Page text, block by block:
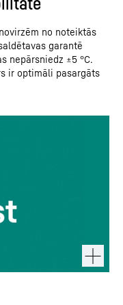
no noteiktās
garantē
nepārsniedz ±5 °C.
ir optimāli pasargāts